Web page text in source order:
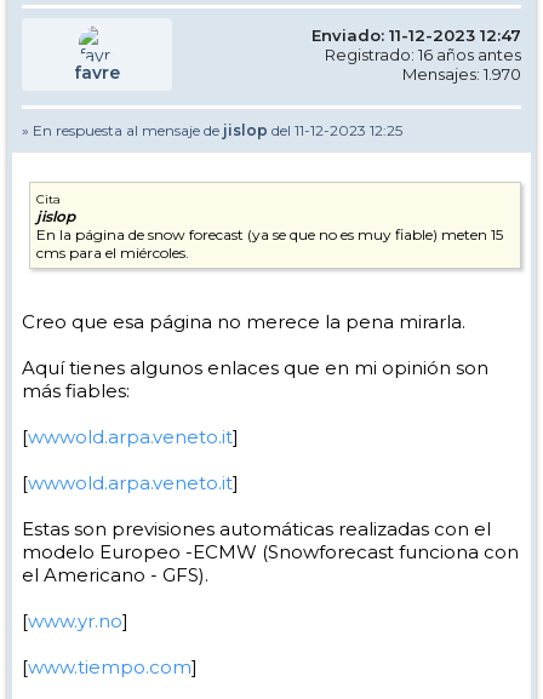
favre
Enviado: 11-12-2023 12:47
Registrado: 16 años antes
Mensajes: 1.970
» En respuesta al mensaje de jislop del 11-12-2023 12:25
Cita
jislop
En la página de snow forecast (ya se que no es muy fiable) meten 15
cms para el miércoles.
Creo que esa página no merece la pena mirarla.
Aquí tienes algunos enlaces que en mi opinión son
más fiables:
[wwwold.arpa.veneto.it]
[wwwold.arpa.veneto.it]
Estas son previsiones automáticas realizadas con el
modelo Europeo -ECMW (Snowforecast funciona con
el Americano - GFS).
[www.yr.no]
[www.tiempo.com]